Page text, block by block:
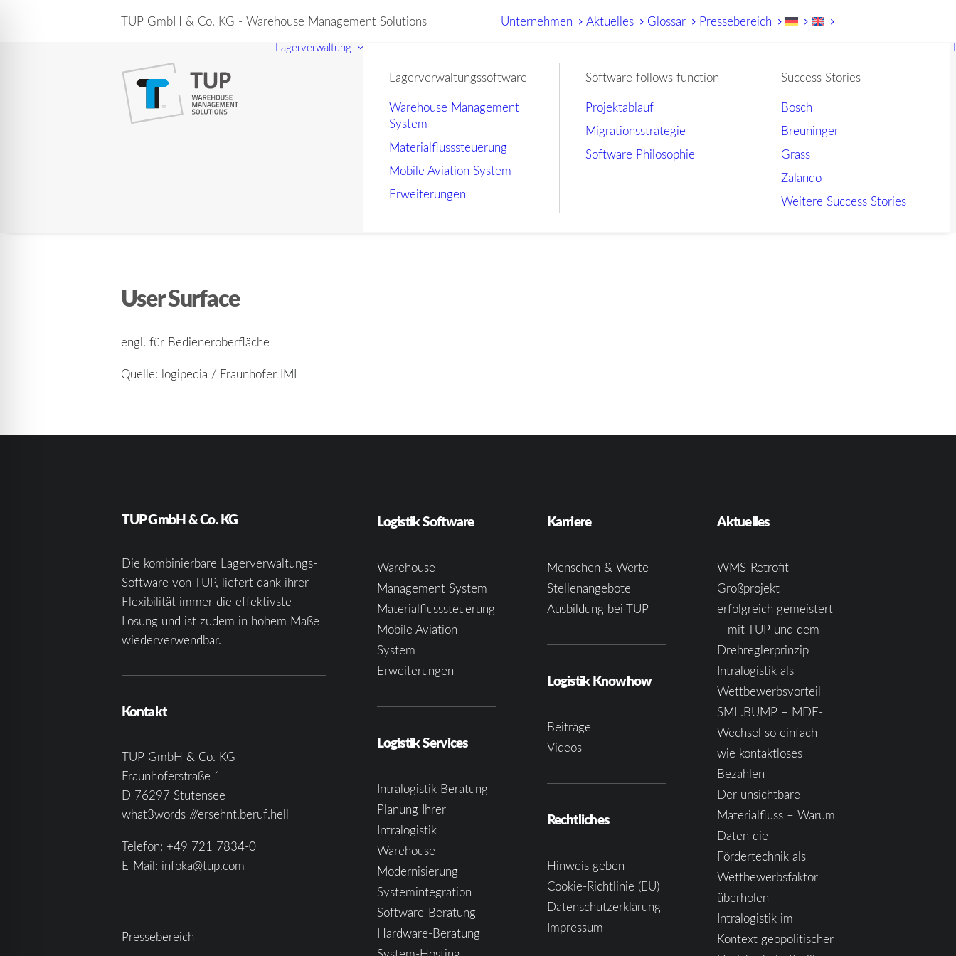
TUP GmbH & Co. KG - Warehouse Management Solutions Unternehmen Aktuelles Glossar Pressebereich
Lagerverwaltung
Lagerverwaltungssoftware
Warehouse Management
System
Materialflusssteuerung
Mobile Aviation System
Erweiterungen
Software follows function
Projektablauf
Migrationsstrategie
Software Philosophie
Success Stories
Bosch
Breuninger
Grass
Zalando
Weitere Success Stories
User Surface
engl. für Bedieneroberfläche
Quelle: logipedia / Fraunhofer IML
TUP GmbH & Co. KG
Die kombinierbare Lagerverwaltungs-
Software von TUP, liefert dank ihrer
Flexibilität immer die effektivste
Lösung und ist zudem in hohem Maße
wiederverwendbar.
Kontakt
TUP GmbH & Co. KG
Fraunhoferstraße 1
D 76297 Stutensee
what3words ///ersehnt.beruf.hell
Telefon: +49 721 7834-0
E-Mail: infoka@tup.com
Pressebereich
Logistik Software
Warehouse
Management System
Materialflusssteuerung
Mobile Aviation
System
Erweiterungen
Logistik Services
Intralogistik Beratung
Planung Ihrer
Intralogistik
Warehouse
Modernisierung
Systemintegration
Software-Beratung
Hardware-Beratung
Karriere
Menschen & Werte
Stellenangebote
Ausbildung bei TUP
Logistik Knowhow
Beiträge
Videos
Rechtliches
Hinweis geben
Cookie-Richtlinie (EU)
Datenschutzerklärung
Impressum
Aktuelles
WMS-Retrofit-
Großprojekt
erfolgreich gemeistert
– mit TUP und dem
Drehreglerprinzip
Intralogistik als
Wettbewerbsvorteil
SML.BUMP – MDE-
Wechsel so einfach
wie kontaktloses
Bezahlen
Der unsichtbare
Materialfluss – Warum
Daten die
Fördertechnik als
Wettbewerbsfaktor
überholen
Intralogistik im
Kontext geopolitischer